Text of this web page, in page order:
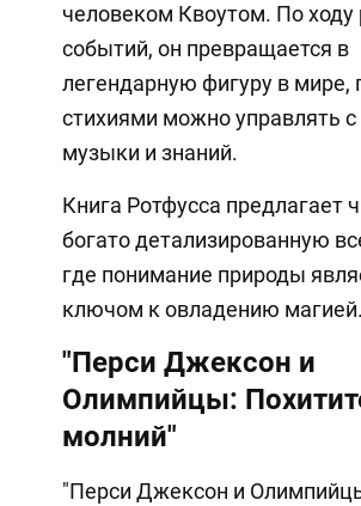
человеком Квоутом. По ходу
событий, он превращается в
легендарную фигуру в мире,
стихиями можно управлять
музыки и знаний.
Книга Ротфусса предлагает
богато детализированную
где понимание природы
ключом к овладению магией.
"Перси Джексон и
Олимпийцы:
молний"
"Перси Джексон и